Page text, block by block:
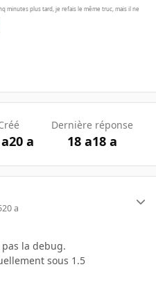
minutes plus tard, je refais le même truc, mais il ne
20 a
Dernière réponse
18 a18 a
20 a
la debug.
sous 1.5